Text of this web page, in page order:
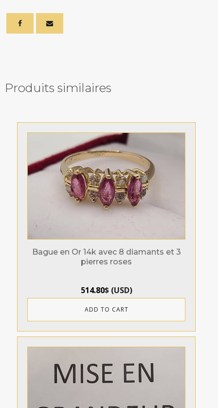
Produits similaires
Bague en Or 14k avec 8 diamants et 3
pierres roses
514.80$(USD)
ADD TO CART